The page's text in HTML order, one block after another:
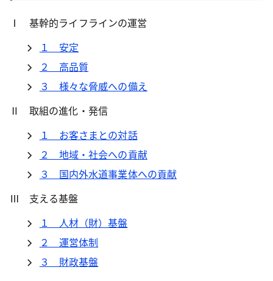
Ⅰ 基幹的ライフラインの運営
１ 安定
２ 高品質
３ 様々な脅威への備え
Ⅱ 取組の進化・発信
１ お客さまとの対話
２ 地域・社会への貢献
３ 国内外水道事業体への貢献
Ⅲ 支える基盤
１ 人材（財）基盤
２ 運営体制
３ 財政基盤